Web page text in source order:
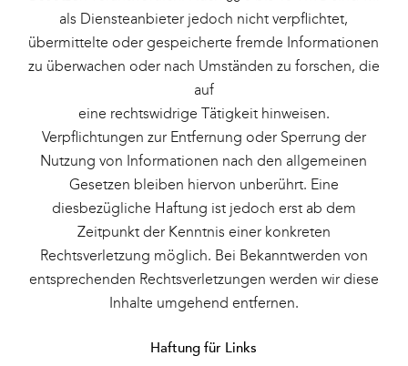
als Diensteanbieter jedoch nicht verpflichtet,
übermittelte oder gespeicherte fremde Informationen
zu überwachen oder nach Umständen zu forschen, die
auf
eine rechtswidrige Tätigkeit hinweisen.
Verpflichtungen zur Entfernung oder Sperrung der
Nutzung von Informationen nach den allgemeinen
Gesetzen bleiben hiervon unberührt. Eine
diesbezügliche Haftung ist jedoch erst ab dem
Zeitpunkt der Kenntnis einer konkreten
Rechtsverletzung möglich. Bei Bekanntwerden von
entsprechenden Rechtsverletzungen werden wir diese
Inhalte umgehend entfernen.
Haftung für Links